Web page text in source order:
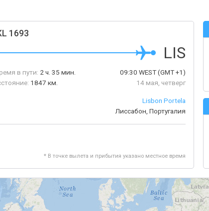
1693
LIS
в пути: 2 ч. 35 мин.
1847 км.
09:30 WEST(GMT +1)
14 мая, четверг
Lisbon Portela
Лиссабон, Португалия
* В точке вылета и прибытия указано местное время